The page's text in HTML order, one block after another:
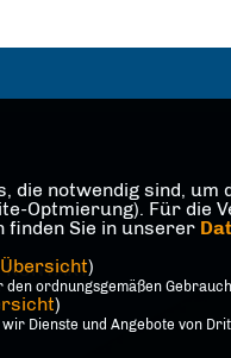
KONTAKT
die notwendig sind,
Optmierung). Für die
Sie in unserer
Übersicht)
ordnungsgemäßen
)
Dienste und Angebote von